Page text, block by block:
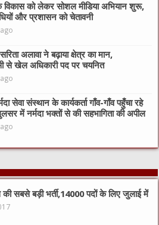
विकास को लेकर सोशल मीडिया अभियान शुरू,
और प्रशासन को चेतावनी
अलावा ने बढ़ाया क्षेत्र का मान,
से खेल अधिकारी पद पर चयनित
सेवा संस्थान के कार्यकर्ता गाँव-गाँव पहुँचा रहे
में नर्मदा भक्तों से की सहभागिता की अपील
सबसे बड़ी भर्ती,14000 पदों के लिए जुलाई में